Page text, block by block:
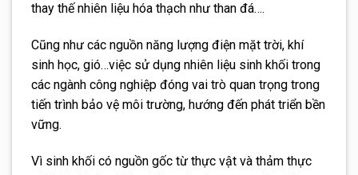
thay thế nhiên liệu hóa thạch như than đá….
Cũng như các nguồn năng lượng điện mặt trời, khí
sinh học, gió…việc sử dụng nhiên liệu sinh khối trong
các ngành công nghiệp đóng vai trò quan trọng trong
tiến trình bảo vệ môi trường, hướng đến phát triển bền
vững.
Vì sinh khối có nguồn gốc từ thực vật và thảm thực